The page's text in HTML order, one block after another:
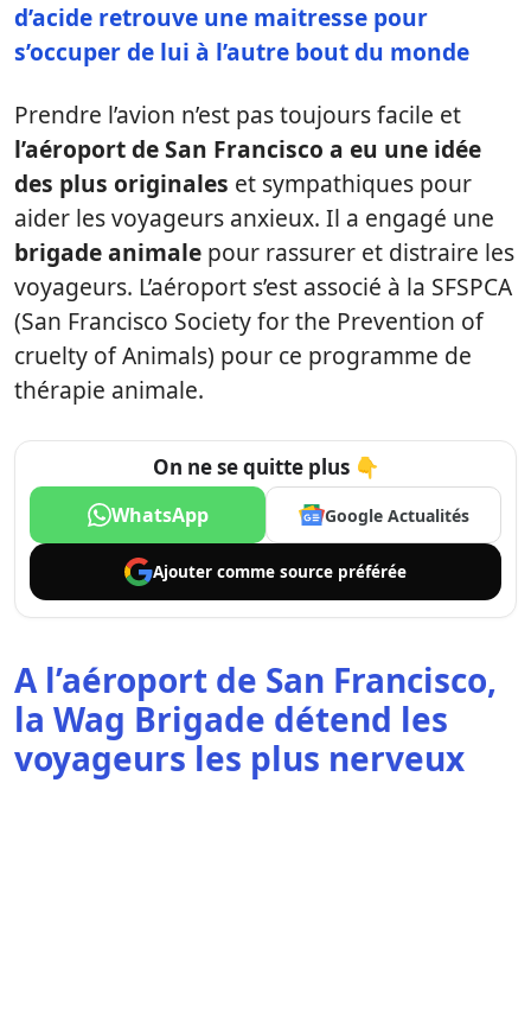
d’acide retrouve une maitresse pour
s’occuper de lui à l’autre bout du monde
Prendre l’avion n’est pas toujours facile et
l’aéroport de San Francisco a eu une idée
des plus originales et sympathiques pour
aider les voyageurs anxieux. Il a engagé une
brigade animale pour rassurer et distraire les
voyageurs. L’aéroport s’est associé à la SFSPCA
(San Francisco Society for the Prevention of
cruelty of Animals) pour ce programme de
thérapie animale.
On ne se quitte plus 👇
WhatsApp Google Actualités
Ajouter comme source préférée
A l’aéroport de San Francisco,
la Wag Brigade détend les
voyageurs les plus nerveux